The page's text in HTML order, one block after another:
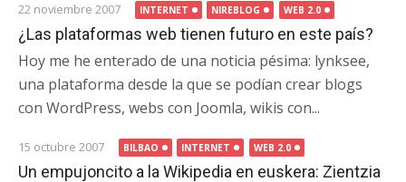
22 noviembre 2007 INTERNET NIREBLOG WEB 2.0
¿Las plataformas web tienen futuro en este país?
Hoy me he enterado de una noticia pésima: lynksee,
una plataforma desde la que se podían crear blogs
con WordPress, webs con Joomla, wikis con...
15 octubre 2007 BILBAO INTERNET WEB 2.0
Un empujoncito a la Wikipedia en euskera: Zientzia